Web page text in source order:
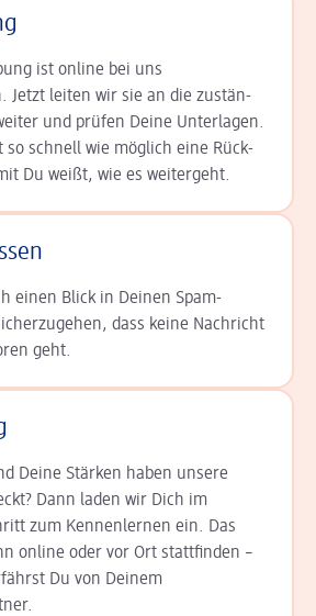
ist online bei uns
Jetzt leiten wir sie an die zu­stän­
und prüfen Deine Unterlagen.
so schnell wie möglich eine Rück­
Du weißt, wie es weitergeht.
einen Blick in Deinen Spam-
dass keine Nachricht
geht.
Deine Stär­ken haben unsere
Dann laden wir Dich im
zum Kennen­lernen ein. Das
online oder vor Ort statt­finden –
Du von Deinem